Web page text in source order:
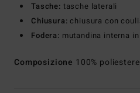
Tasche: tasche laterali
Chiusura: chiusura con
Fodera: mutandina interna
Composizione 100%